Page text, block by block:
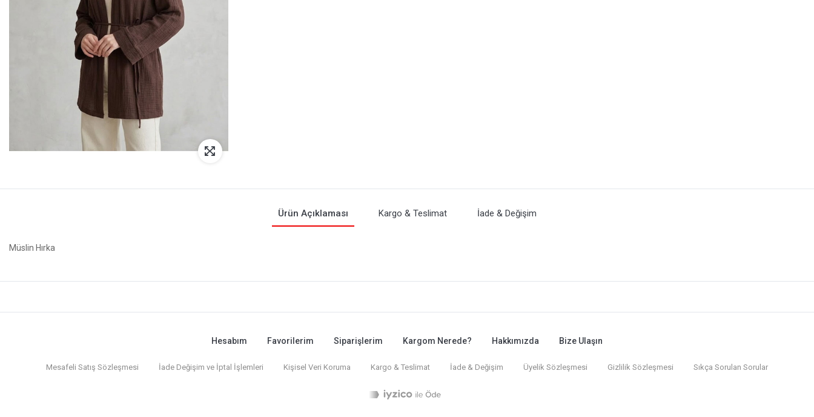
Ürün Açıklaması Kargo & Teslimat İade & Değişim
Müslin Hırka
Hesabım Favorilerim Siparişlerim Kargom Nerede? Hakkımızda Bize Ulaşın
Mesafeli Satış Sözleşmesi İade Değişim ve İptal İşlemleri Kişisel Veri Koruma Kargo & Teslimat İade & Değişim Üyelik Sözleşmesi Gizlilik Sözleşmesi Sıkça Sorulan Sorular